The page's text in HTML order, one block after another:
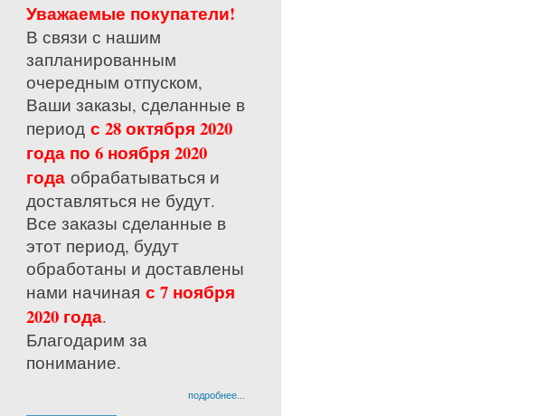
Уважаемые покупатели!
В связи с нашим
запланированным
очередным отпуском,
Ваши заказы, сделанные в
период с 28 октября 2020
года по 6 ноября 2020
года обрабатываться и
доставляться не будут.
Все заказы сделанные в
этот период, будут
обработаны и доставлены
нами начиная с 7 ноября
2020 года.
Благодарим за
понимание.
подробнее...